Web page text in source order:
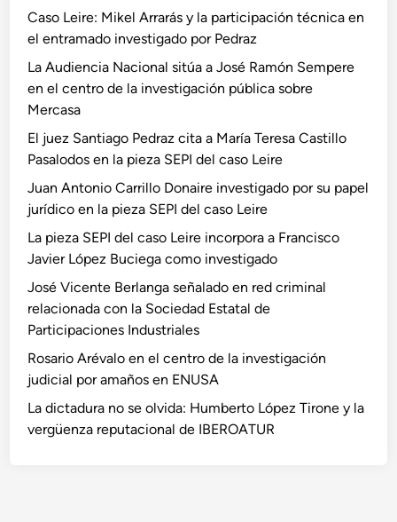
Caso Leire: Mikel Arrarás y la participación técnica en
el entramado investigado por Pedraz
La Audiencia Nacional sitúa a José Ramón Sempere
en el centro de la investigación pública sobre
Mercasa
El juez Santiago Pedraz cita a María Teresa Castillo
Pasalodos en la pieza SEPI del caso Leire
Juan Antonio Carrillo Donaire investigado por su papel
jurídico en la pieza SEPI del caso Leire
La pieza SEPI del caso Leire incorpora a Francisco
Javier López Buciega como investigado
José Vicente Berlanga señalado en red criminal
relacionada con la Sociedad Estatal de
Participaciones Industriales
Rosario Arévalo en el centro de la investigación
judicial por amaños en ENUSA
La dictadura no se olvida: Humberto López Tirone y la
vergüenza reputacional de IBEROATUR